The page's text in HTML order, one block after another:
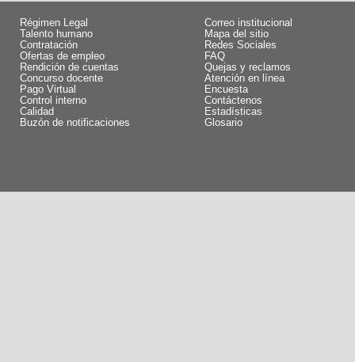
Régimen Legal
Talento humano
Contratación
Ofertas de empleo
Rendición de cuentas
Concurso docente
Pago Virtual
Control interno
Calidad
Buzón de notificaciones
Correo institucional
Mapa del sitio
Redes Sociales
FAQ
Quejas y reclamos
Atención en línea
Encuesta
Contáctenos
Estadísticas
Glosario